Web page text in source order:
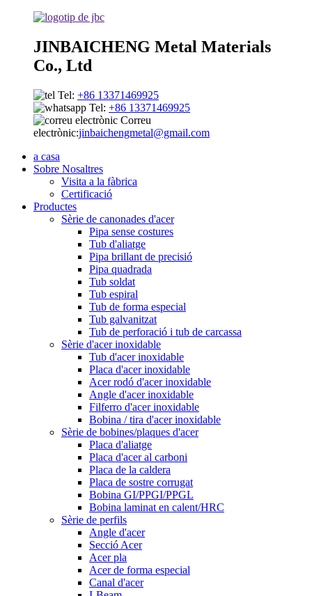
JINBAICHENG Metal Materials
Co., Ltd
Tel: +86 13371469925
Tel: +86 13371469925
Correu
electrònic:jinbaichengmetal@gmail.com
a casa
Sobre Nosaltres
Visita a la fàbrica
Certificació
Productes
Sèrie de canonades d'acer
Pipa sense costures
Tub d'aliatge
Pipa brillant de precisió
Pipa quadrada
Tub soldat
Tub espiral
Tub de forma especial
Tub galvanitzat
Tub de perforació i tub de carcassa
Sèrie d'acer inoxidable
Tub d'acer inoxidable
Placa d'acer inoxidable
Acer rodó d'acer inoxidable
Angle d'acer inoxidable
Filferro d'acer inoxidable
Bobina / tira d'acer inoxidable
Sèrie de bobines/plaques d'acer
Placa d'aliatge
Placa d'acer al carboni
Placa de la caldera
Placa de sostre corrugat
Bobina GI/PPGI/PPGL
Bobina laminat en calent/HRC
Sèrie de perfils
Angle d'acer
Secció Acer
Acer pla
Acer de forma especial
Canal d'acer